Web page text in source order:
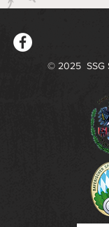
© 2025 SSG